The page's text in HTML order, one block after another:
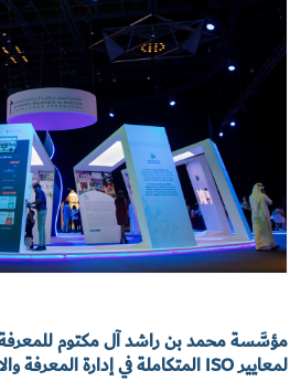
مؤسَّسة محمد بن راشد آل مكتوم
لمعايير ISO المتكاملة في إدارة المعرفة والابتكار والذكاء الاصطناعي